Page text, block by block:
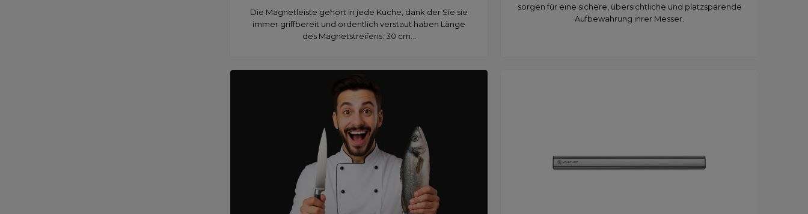
Die Magnetleiste gehört in jede Küche, dank der Sie sie
immer griffbereit und ordentlich verstaut haben Länge
des Magnetstreifens: 30 cm...
sorgen für eine sichere, übersichtliche und platzsparende
Aufbewahrung ihrer Messer.